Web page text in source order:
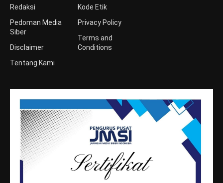
Redaksi
Pedoman Media
Siber
Disclaimer
Tentang Kami
Kode Etik
Privacy Policy
Terms and
Conditions